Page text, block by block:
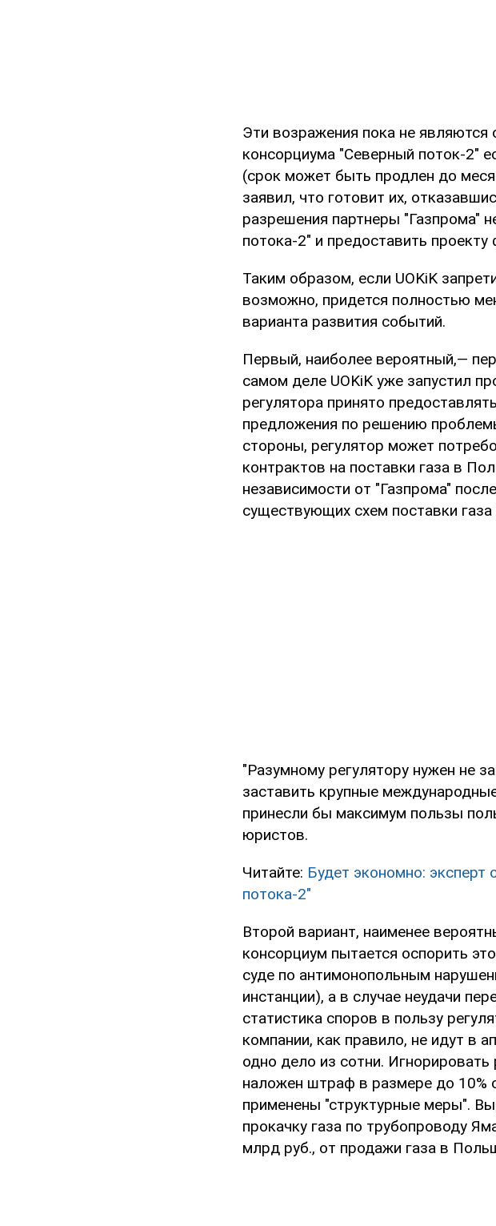
Эти возражения пока не
консорциума "Северный поток-2"
(срок может быть продлен до
заявил, что готовит их,
разрешения партнеры "Газпрома"
потока-2" и предоставить проекту
Таким образом, если UOKiK
возможно, придется полностью
варианта развития событий.
Первый, наиболее вероятный,—
самом деле UOKiK уже запустил
регулятора принято
предложения по решению
стороны, регулятор может
контрактов на поставки газа в
независимости от "Газпрома"
существующих схем поставки газа
"Разумному регулятору нужен не
заставить крупные
принесли бы максимум пользы
юристов.
Читайте: Будет экономно: эксперт
потока-2"
Второй вариант, наименее
консорциум пытается оспорить
суде по антимонопольным
инстанции), а в случае неудачи
статистика споров в пользу
компании, как правило, не идут в
одно дело из сотни.
наложен штраф в размере до 10%
применены "структурные меры".
прокачку газа по трубопроводу
млрд руб., от продажи газа в